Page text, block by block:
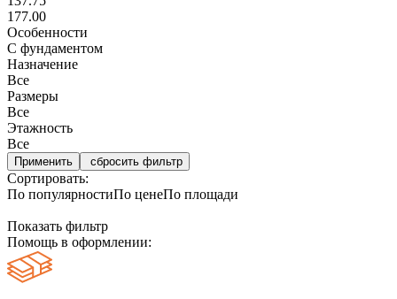
177.00
Особенности
С фундаментом
Назначение
Все
Размеры
Все
Этажность
Все
сбросить фильтр
Сортировать:
По популярностиПо ценеПо площади
Показать фильтр
Помощь в оформлении: